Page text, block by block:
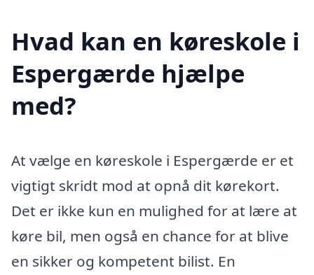
Hvad kan en køreskole i
Espergærde hjælpe
med?
At vælge en køreskole i Espergærde er et
vigtigt skridt mod at opnå dit kørekort.
Det er ikke kun en mulighed for at lære at
køre bil, men også en chance for at blive
en sikker og kompetent bilist. En